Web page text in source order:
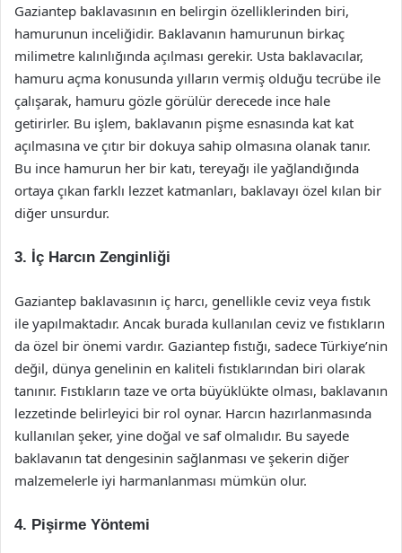
Gaziantep baklavasının en belirgin özelliklerinden biri,
hamurunun inceliğidir. Baklavanın hamurunun birkaç
milimetre kalınlığında açılması gerekir. Usta baklavacılar,
hamuru açma konusunda yılların vermiş olduğu tecrübe ile
çalışarak, hamuru gözle görülür derecede ince hale
getirirler. Bu işlem, baklavanın pişme esnasında kat kat
açılmasına ve çıtır bir dokuya sahip olmasına olanak tanır.
Bu ince hamurun her bir katı, tereyağı ile yağlandığında
ortaya çıkan farklı lezzet katmanları, baklavayı özel kılan bir
diğer unsurdur.
3. İç Harcın Zenginliği
Gaziantep baklavasının iç harcı, genellikle ceviz veya fıstık
ile yapılmaktadır. Ancak burada kullanılan ceviz ve fıstıkların
da özel bir önemi vardır. Gaziantep fıstığı, sadece Türkiye’nin
değil, dünya genelinin en kaliteli fıstıklarından biri olarak
tanınır. Fıstıkların taze ve orta büyüklükte olması, baklavanın
lezzetinde belirleyici bir rol oynar. Harcın hazırlanmasında
kullanılan şeker, yine doğal ve saf olmalıdır. Bu sayede
baklavanın tat dengesinin sağlanması ve şekerin diğer
malzemelerle iyi harmanlanması mümkün olur.
4. Pişirme Yöntemi